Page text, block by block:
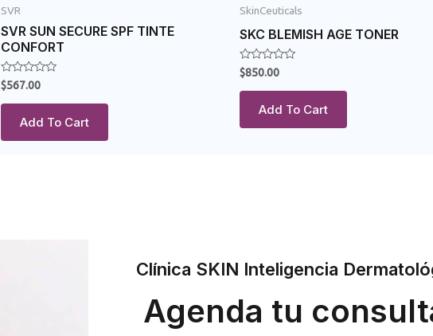
SVR
SVR SUN SECURE SPF TINTE
CONFORT
Rated
0
out
$567.00
Add To Cart
SkinCeuticals
SKC BLEMISH AGE TONER
Rated
0
out
$850.00
Add To Cart
Clínica SKIN Inteligencia
Agenda tu